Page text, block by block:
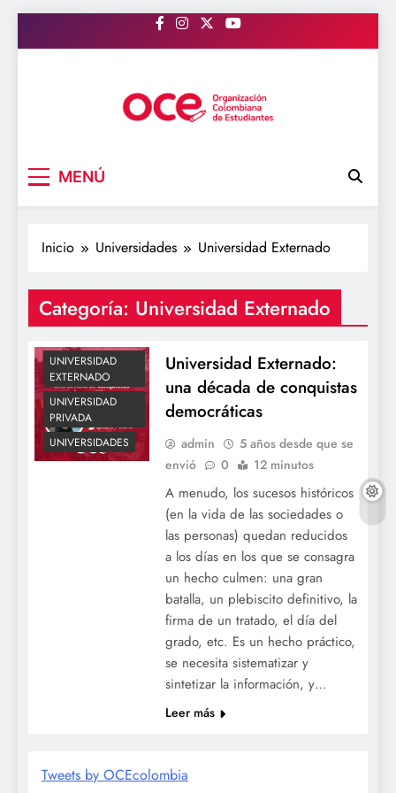
al
MENÚ
Inicio Universidades Universidad Externado
Categoría: Universidad Externado
ACTUALIDAD
PROFESORES
UNIVERSIDAD
EXTERNADO
UNIVERSIDAD
PRIVADA
UNIVERSIDADES
Universidad Externado:
una década de conquistas
democráticas
admin
5 años desde que se
envió
0 12 minutos
A menudo, los sucesos históricos
(en la vida de las sociedades o
las personas) quedan reducidos
a los días en los que se consagra
un hecho culmen: una gran
batalla, un plebiscito definitivo, la
firma de un tratado, el día del
grado, etc. Es un hecho práctico,
se necesita sistematizar y
sintetizar la información, y…
Leer más
Tweets by OCEcolombia